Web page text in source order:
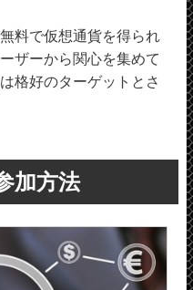
料で仮想通貨を得られ
ザーから関心を集めて
格好のターゲットとさ
加方法